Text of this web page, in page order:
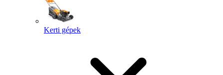
Kerti gépek